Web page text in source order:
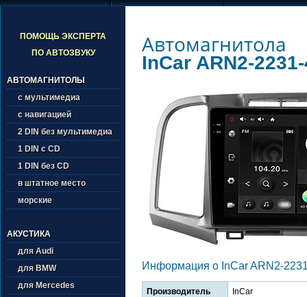
ПОМОЩЬ ЭКСПЕРТА
ПО АВТОЗВУКУ
АВТОМАГНИТОЛЫ
с мультимедиа
с навигацией
2 DIN без мультимедиа
1 DIN с CD
1 DIN без CD
в штатное место
морские
АКУСТИКА
для Audi
для BMW
для Mercedes
Автомагнитола
InCar ARN2-
Информация о InCar ARN2-
Производитель InCar